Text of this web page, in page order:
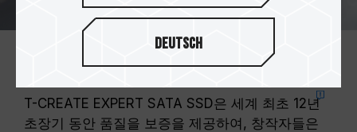
세계 최초 12년 초장기 보증
T-CREATE EXPERT SATA SSD은 세계 최초 12년
초장기 동안 품질을 보증을 제공하여, 창작자들은
Deutsch